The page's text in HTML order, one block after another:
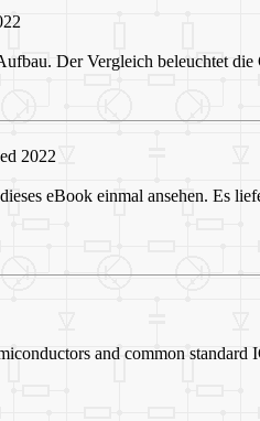
Der Vergleich beleuchtet
2022
eBook einmal ansehen. Es
and common standard